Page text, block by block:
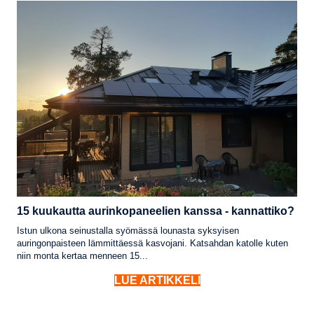
15 kuukautta aurinkopaneelien kanssa - kannattiko?
Istun ulkona seinustalla syömässä lounasta syksyisen
auringonpaisteen lämmittäessä kasvojani. Katsahdan katolle kuten
niin monta kertaa menneen 15...
LUE ARTIKKELI